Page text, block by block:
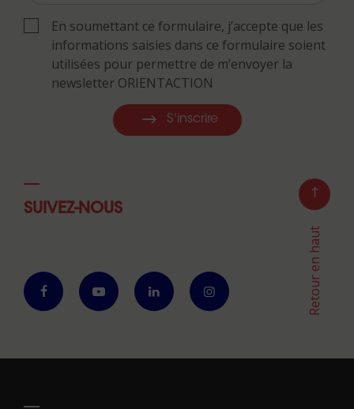
En soumettant ce formulaire, j’accepte que les
informations saisies dans ce formulaire soient
utilisées pour permettre de m’envoyer la
newsletter ORIENTACTION
S'inscrire
SUIVEZ-NOUS
Retour en haut